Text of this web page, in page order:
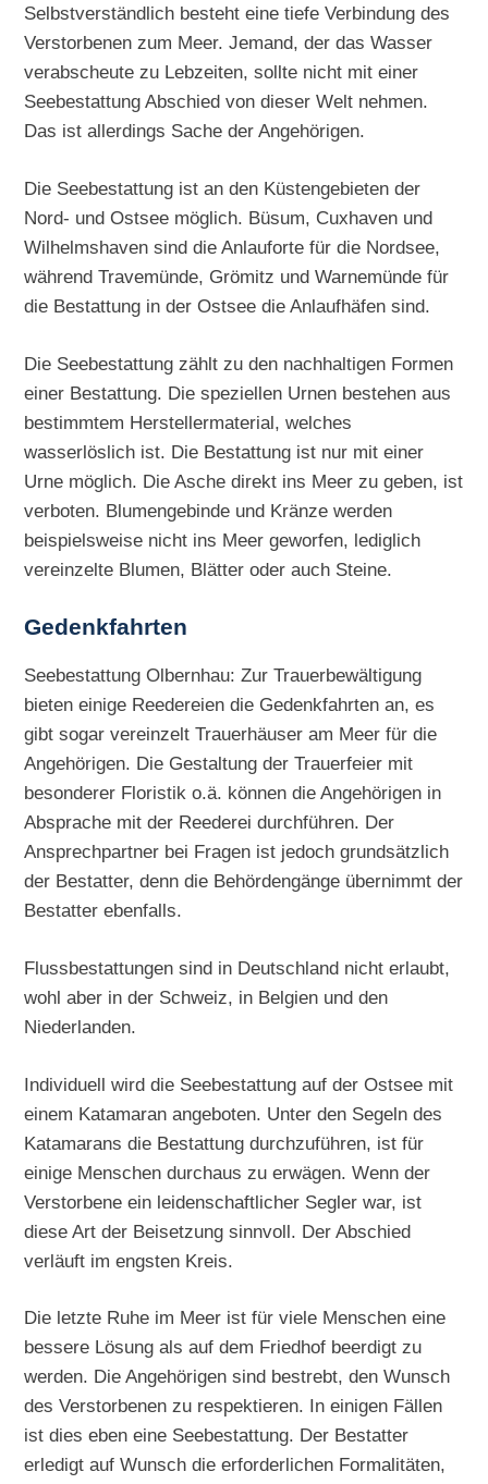
Selbstverständlich besteht eine tiefe Verbindung des
Verstorbenen zum Meer. Jemand, der das Wasser
verabscheute zu Lebzeiten, sollte nicht mit einer
Seebestattung Abschied von dieser Welt nehmen.
Das ist allerdings Sache der Angehörigen.
Die Seebestattung ist an den Küstengebieten der
Nord- und Ostsee möglich. Büsum, Cuxhaven und
Wilhelmshaven sind die Anlauforte für die Nordsee,
während Travemünde, Grömitz und Warnemünde für
die Bestattung in der Ostsee die Anlaufhäfen sind.
Die Seebestattung zählt zu den nachhaltigen Formen
einer Bestattung. Die speziellen Urnen bestehen aus
bestimmtem Herstellermaterial, welches
wasserlöslich ist. Die Bestattung ist nur mit einer
Urne möglich. Die Asche direkt ins Meer zu geben, ist
verboten. Blumengebinde und Kränze werden
beispielsweise nicht ins Meer geworfen, lediglich
vereinzelte Blumen, Blätter oder auch Steine.
Gedenkfahrten
Seebestattung Olbernhau: Zur Trauerbewältigung
bieten einige Reedereien die Gedenkfahrten an, es
gibt sogar vereinzelt Trauerhäuser am Meer für die
Angehörigen. Die Gestaltung der Trauerfeier mit
besonderer Floristik o.ä. können die Angehörigen in
Absprache mit der Reederei durchführen. Der
Ansprechpartner bei Fragen ist jedoch grundsätzlich
der Bestatter, denn die Behördengänge übernimmt der
Bestatter ebenfalls.
Flussbestattungen sind in Deutschland nicht erlaubt,
wohl aber in der Schweiz, in Belgien und den
Niederlanden.
Individuell wird die Seebestattung auf der Ostsee mit
einem Katamaran angeboten. Unter den Segeln des
Katamarans die Bestattung durchzuführen, ist für
einige Menschen durchaus zu erwägen. Wenn der
Verstorbene ein leidenschaftlicher Segler war, ist
diese Art der Beisetzung sinnvoll. Der Abschied
verläuft im engsten Kreis.
Die letzte Ruhe im Meer ist für viele Menschen eine
bessere Lösung als auf dem Friedhof beerdigt zu
werden. Die Angehörigen sind bestrebt, den Wunsch
des Verstorbenen zu respektieren. In einigen Fällen
ist dies eben eine Seebestattung. Der Bestatter
erledigt auf Wunsch die erforderlichen Formalitäten,